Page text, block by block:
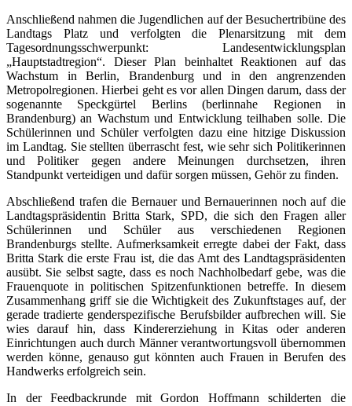
Anschließend nahmen die Jugendlichen auf der Besuchertribüne des
Landtags Platz und verfolgten die Plenarsitzung mit dem
Tagesordnungsschwerpunkt: Landesentwicklungsplan
„Hauptstadtregion“. Dieser Plan beinhaltet Reaktionen auf das
Wachstum in Berlin, Brandenburg und in den angrenzenden
Metropolregionen. Hierbei geht es vor allen Dingen darum, dass der
sogenannte Speckgürtel Berlins (berlinnahe Regionen in
Brandenburg) an Wachstum und Entwicklung teilhaben solle. Die
Schülerinnen und Schüler verfolgten dazu eine hitzige Diskussion
im Landtag. Sie stellten überrascht fest, wie sehr sich Politikerinnen
und Politiker gegen andere Meinungen durchsetzen, ihren
Standpunkt verteidigen und dafür sorgen müssen, Gehör zu finden.
Abschließend trafen die Bernauer und Bernauerinnen noch auf die
Landtagspräsidentin Britta Stark, SPD, die sich den Fragen aller
Schülerinnen und Schüler aus verschiedenen Regionen
Brandenburgs stellte. Aufmerksamkeit erregte dabei der Fakt, dass
Britta Stark die erste Frau ist, die das Amt des Landtagspräsidenten
ausübt. Sie selbst sagte, dass es noch Nachholbedarf gebe, was die
Frauenquote in politischen Spitzenfunktionen betreffe. In diesem
Zusammenhang griff sie die Wichtigkeit des Zukunftstages auf, der
gerade tradierte genderspezifische Berufsbilder aufbrechen will. Sie
wies darauf hin, dass Kindererziehung in Kitas oder anderen
Einrichtungen auch durch Männer verantwortungsvoll übernommen
werden könne, genauso gut könnten auch Frauen in Berufen des
Handwerks erfolgreich sein.
In der Feedbackrunde mit Gordon Hoffmann schilderten die